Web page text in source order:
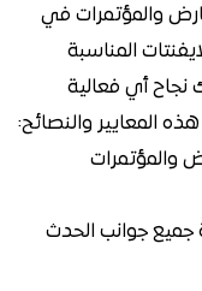
والمؤتمرات في
المناسبة
نجاح أي فعالية
المعايير والنصائح:
والمؤتمرات
جوانب الحدث